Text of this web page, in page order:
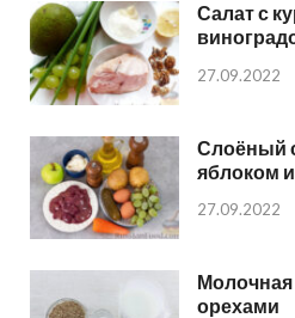
Салат с
27.09.2022
Слоёный
яблоком
27.09.2022
Молочная
орехами